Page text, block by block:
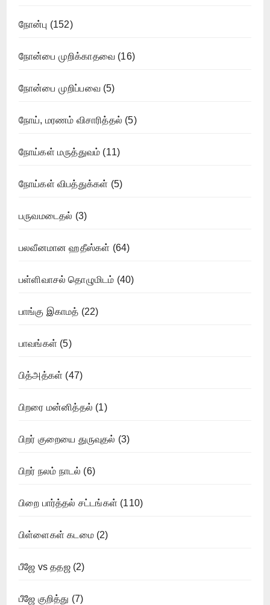
நோன்பு (152)
நோன்பை முறிக்காதவை (16)
நோன்பை முறிப்பவை(5)
நோய், மரணம் விசாரித்தல் (5)
நோய்கள் மருத்துவம் (11)
நோய்கள் விபத்துக்கள் (5)
பருவமடைதல் (3)
பலவீனமான ஹதீஸ்கள் (64)
பள்ளிவாசல் தொழுமிடம் (40)
பாங்கு இகாமத் (22)
பாவங்கள் (5)
பித்அத்கள் (47)
பிறரை மன்னித்தல் (1)
பிறர் குறையை துருவுதல் (3)
பிறர் நலம் நாடல் (6)
பிறை பார்த்தல் சட்டங்கள் (110)
பிள்ளைகள் கடமை(2)
பீஜே vs ததஜ(2)
பீஜே குறித்து (7)